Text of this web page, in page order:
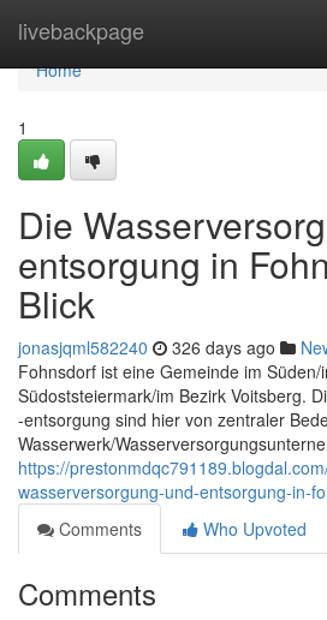
livebackpage
Home
Home
1
Die
entsorgung in
Blick
jonasjqml582240 326 days ago
Fohnsdorf ist eine Gemeinde im Süden/
Südoststeiermark/im Bezirk Voitsberg.
-entsorgung sind hier von zentraler
Wasserwerk/
https://
wasserversorgung-und-entsorgung-in-
Comments
Who Upvoted
Comments